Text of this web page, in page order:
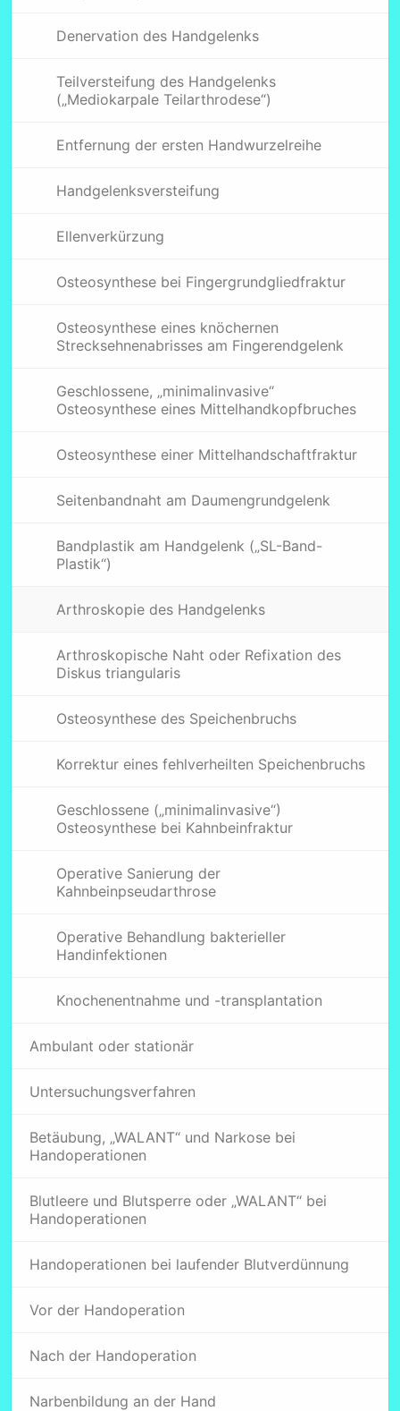
Denervation des Handgelenks
Teilversteifung des Handgelenks
(„Mediokarpale Teilarthrodese“)
Entfernung der ersten Handwurzelreihe
Handgelenksversteifung
Ellenverkürzung
Osteosynthese bei Fingergrundgliedfraktur
Osteosynthese eines knöchernen
Strecksehnenabrisses am Fingerendgelenk
Geschlossene, „minimalinvasive“
Osteosynthese eines Mittelhandkopfbruches
Osteosynthese einer Mittelhandschaftfraktur
Seitenbandnaht am Daumengrundgelenk
Bandplastik am Handgelenk („SL-Band-
Plastik“)
Arthroskopie des Handgelenks
Arthroskopische Naht oder Refixation des
Diskus triangularis
Osteosynthese des Speichenbruchs
Korrektur eines fehlverheilten Speichenbruchs
Geschlossene („minimalinvasive“)
Osteosynthese bei Kahnbeinfraktur
Operative Sanierung der
Kahnbeinpseudarthrose
Operative Behandlung bakterieller
Handinfektionen
Knochenentnahme und -transplantation
Ambulant oder stationär
Untersuchungsverfahren
Betäubung, „WALANT“ und Narkose bei
Handoperationen
Blutleere und Blutsperre oder „WALANT“ bei
Handoperationen
Handoperationen bei laufender Blutverdünnung
Vor der Handoperation
Nach der Handoperation
Narbenbildung an der Hand